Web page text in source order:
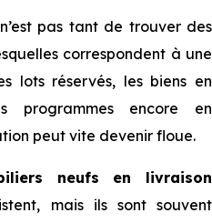
pas tant de trouver des
correspondent à une
lots réservés, les biens en
encore en
peut vite devenir floue.
neufs en livraison
mais ils sont souvent